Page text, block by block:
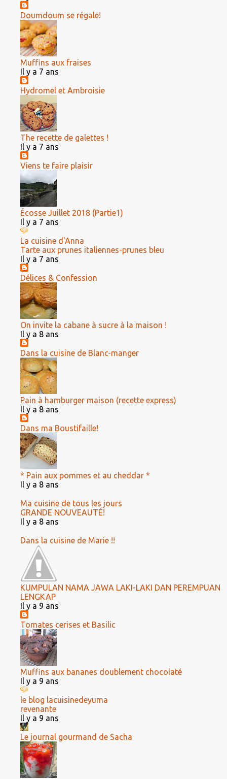
Doumdoum se régale!
Muffins aux fraises
Il y a 7 ans
Hydromel et Ambroisie
The recette de galettes !
Il y a 7 ans
Viens te faire plaisir
Écosse Juillet 2018 (Partie1)
Il y a 7 ans
La cuisine d'Anna
Tarte aux prunes italiennes-prunes bleu
Il y a 7 ans
Délices & Confession
On invite la cabane à sucre à la maison !
Il y a 8 ans
Dans la cuisine de Blanc-manger
Pain à hamburger maison (recette express)
Il y a 8 ans
Dans ma Boustifaille!
* Pain aux pommes et au cheddar *
Il y a 8 ans
Ma cuisine de tous les jours
GRANDE NOUVEAUTÉ!
Il y a 8 ans
Dans la cuisine de Marie !!
KUMPULAN NAMA JAWA LAKI-LAKI DAN PEREMPUAN
LENGKAP
Il y a 9 ans
Tomates cerises et Basilic
Muffins aux bananes doublement chocolaté
Il y a 9 ans
le blog lacuisinedeyuma
revenante
Il y a 9 ans
Le journal gourmand de Sacha